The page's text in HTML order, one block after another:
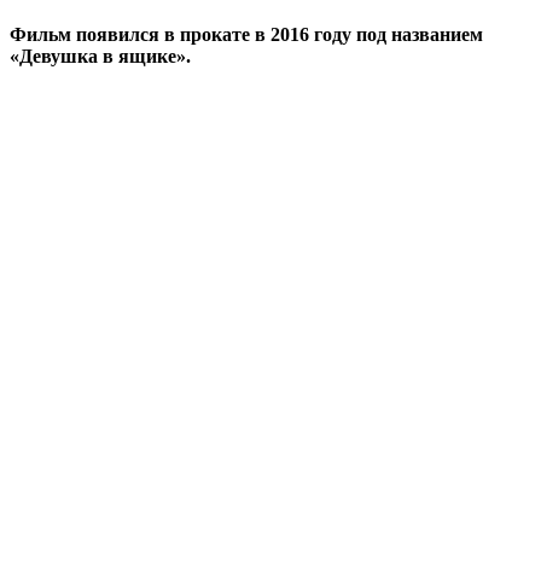
Фильм появился в прокате в 2016 году под названием
«Девушка в ящике».